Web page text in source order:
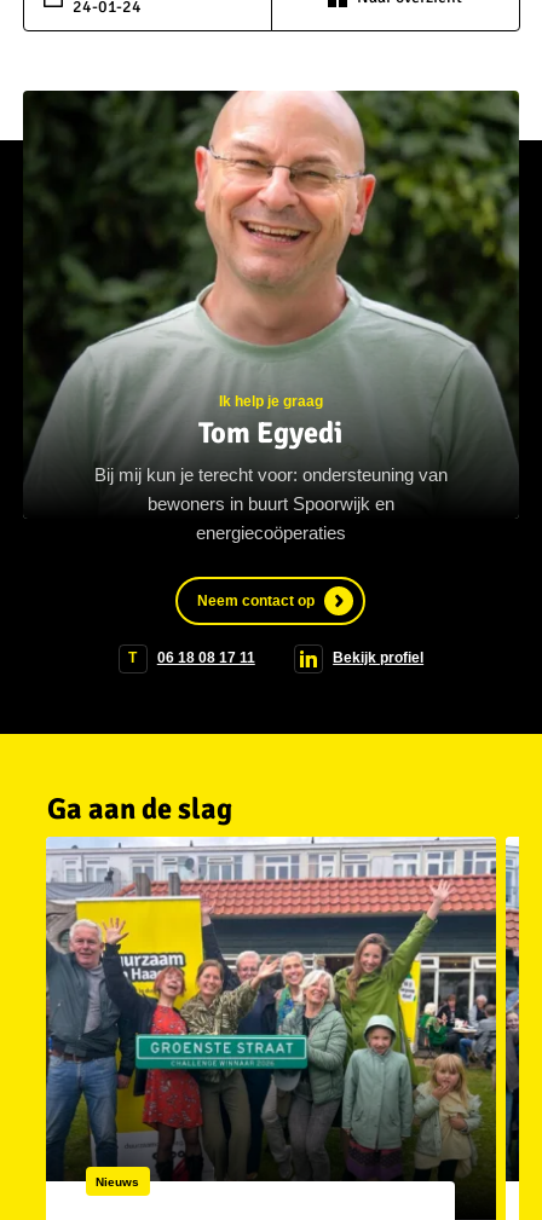
24-01-24
Ik help je graag
Tom Egyedi
Bij mij kun je terecht voor: ondersteuning van
bewoners in buurt Spoorwijk en
energiecoöperaties
Neem contact op
T 06 18 08 17 11 Bekijk profiel
Nieuws
Ga aan de slag